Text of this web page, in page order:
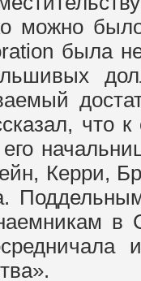
можно
была
что
Керри,
в